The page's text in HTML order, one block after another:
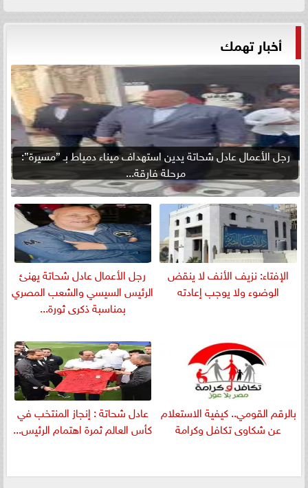
أخبار تهمك
رجل الأعمال عادل شحاتة يدين استهداف ميناء دمياط بـ ”مسيرة”:
مرحلة فارقة...
الإفتاء: نزيف الأنف لا ينقض
الوضوء ولا يوجب إعادته
رجل الأعمال عادل شحاتة يهنئ
الرئيس السيسي والشعب المصري
بمناسبة ذكرى ثورة...
بالرقم القومي.. كيفية الاستعلام
عن شكاوى تكافل وكرامة
عادل شحاتة : إنجاز المنتخب في
كأس العالم ثمرة اهتمام الرئيس...